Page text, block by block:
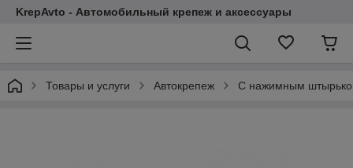
KrepAvto - Автомобильный крепеж и аксессуары
Товары и услуги Автокрепеж С нажимным